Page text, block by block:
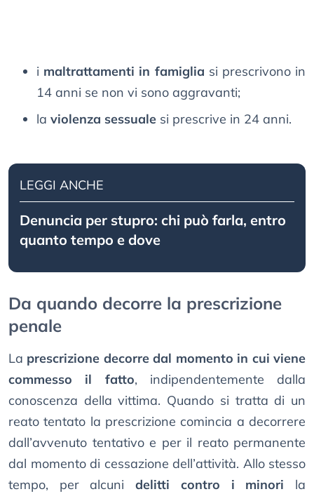
i maltrattamenti in famiglia si prescrivono in
14 anni se non vi sono aggravanti;
la violenza sessuale si prescrive in 24 anni.
LEGGI ANCHE
Denuncia per stupro: chi può farla, entro
quanto tempo e dove
Da quando decorre la prescrizione
penale
La prescrizione decorre dal momento in cui viene
commesso il fatto, indipendentemente dalla
conoscenza della vittima. Quando si tratta di un
reato tentato la prescrizione comincia a decorrere
dall’avvenuto tentativo e per il reato permanente
dal momento di cessazione dell’attività. Allo stesso
tempo, per alcunidelitti contro i minori la